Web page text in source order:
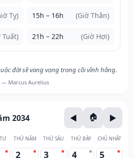
Tỵ) 15h – 16h (Giờ Thân)
Tuất) 21h – 22h (Giờ Hợi)
đời sẽ vang vọng trong cõi vĩnh hằng.
— Marcus Aurelius
2034
THỨ NĂM THỨ SÁU THỨ BẢY CHỦ NHẬT
2 3 4 5